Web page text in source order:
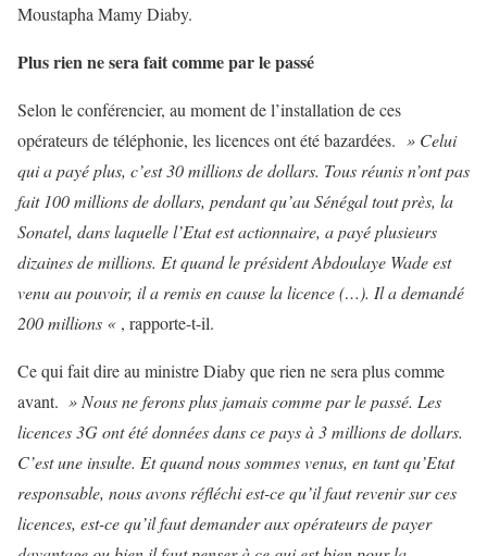
Moustapha Mamy Diaby.
Plus rien ne sera fait comme par le passé
Selon le conférencier, au moment de l’installation de ces
opérateurs de téléphonie, les licences ont été bazardées. » Celui
qui a payé plus, c’est 30 millions de dollars. Tous réunis n’ont pas
fait 100 millions de dollars, pendant qu’au Sénégal tout près, la
Sonatel, dans laquelle l’Etat est actionnaire, a payé plusieurs
dizaines de millions. Et quand le président Abdoulaye Wade est
venu au pouvoir, il a remis en cause la licence (…). Il a demandé
200 millions « , rapporte-t-il.
Ce qui fait dire au ministre Diaby que rien ne sera plus comme
avant. » Nous ne ferons plus jamais comme par le passé. Les
licences 3G ont été données dans ce pays à 3 millions de dollars.
C’est une insulte. Et quand nous sommes venus, en tant qu’Etat
responsable, nous avons réfléchi est-ce qu’il faut revenir sur ces
licences, est-ce qu’il faut demander aux opérateurs de payer